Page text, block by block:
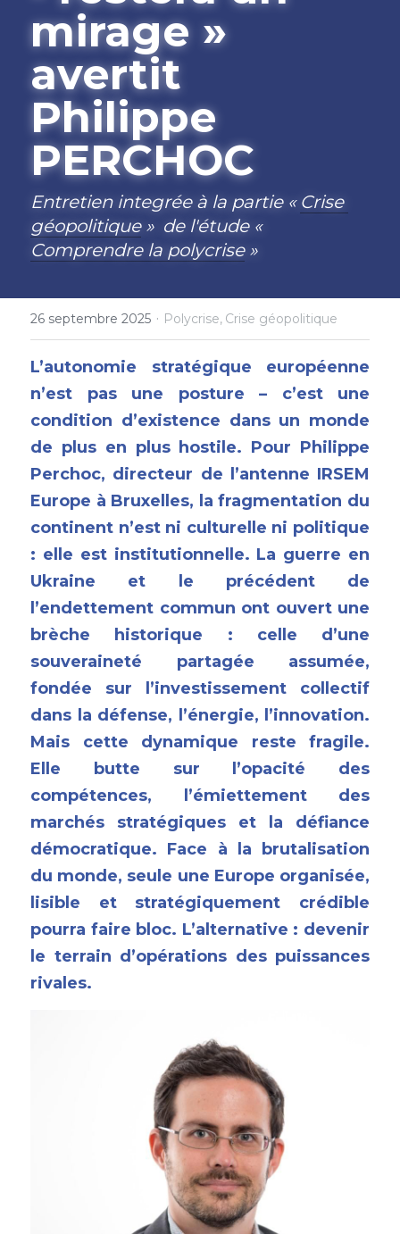
mirage »
avertit
Philippe
PERCHOC
Entretien integrée à la partie « Crise
géopolitique
»  de l'étude «
Comprendre la polycrise »
26 septembre 2025 · Polycrise, Crise géopolitique
L’autonomie stratégique européenne
n’est pas une posture – c’est une
condition d’existence dans un monde
de plus en plus hostile. Pour Philippe
Perchoc, directeur de l’antenne IRSEM
Europe à Bruxelles, la fragmentation du
continent n’est ni culturelle ni politique
: elle est institutionnelle. La guerre en
Ukraine et le précédent de
l’endettement commun ont ouvert une
brèche historique : celle d’une
souveraineté partagée assumée,
fondée sur l’investissement collectif
dans la défense, l’énergie, l’innovation.
Mais cette dynamique reste fragile.
Elle butte sur l’opacité des
compétences, l’émiettement des
marchés stratégiques et la défiance
démocratique. Face à la brutalisation
du monde, seule une Europe organisée,
lisible et stratégiquement crédible
pourra faire bloc. L’alternative : devenir
le terrain d’opérations des puissances
rivales.